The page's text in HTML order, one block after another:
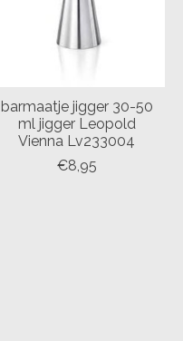
barmaatje jigger 30-50
ml jigger Leopold
Vienna Lv233004
€8,95